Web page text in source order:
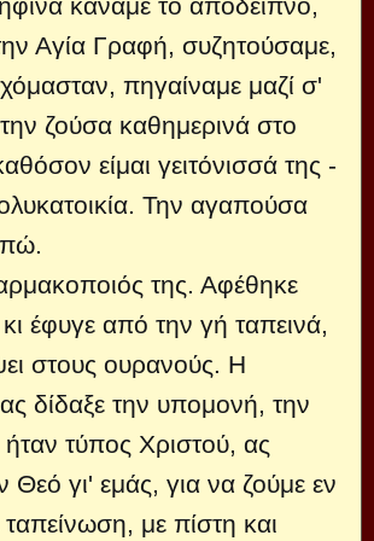
κάναμε το απόδειπνο,
Αγία Γραφή, συζητούσαμε,
πηγαίναμε μαζί σ'
ζούσα καθημερινά στο
είμαι γειτόνισσά της -
Την αγαπούσα
της. Αφέθηκε
έφυγε από την γή ταπεινά,
στους ουρανούς. Η
δίδαξε την υπομονή, την
τύπος Χριστού, ας
Θεό γι' εμάς, για να ζούμε εν
με πίστη και